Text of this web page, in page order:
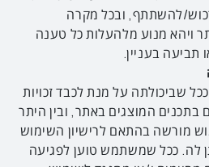
להשתתף, ובכל מקרה
ויהא מנוע מלהעלות כל טענה
תביעה בעניין.
שביכולתה על מנת לכבד זכויות
בתכנים המוצגים באתר, ובין היתר
מורשה בהתאם לרישיון השימוש
לה. ככל שמשתמש טוען לפגיעה